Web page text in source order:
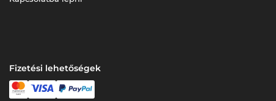
Fizetési lehetőségek